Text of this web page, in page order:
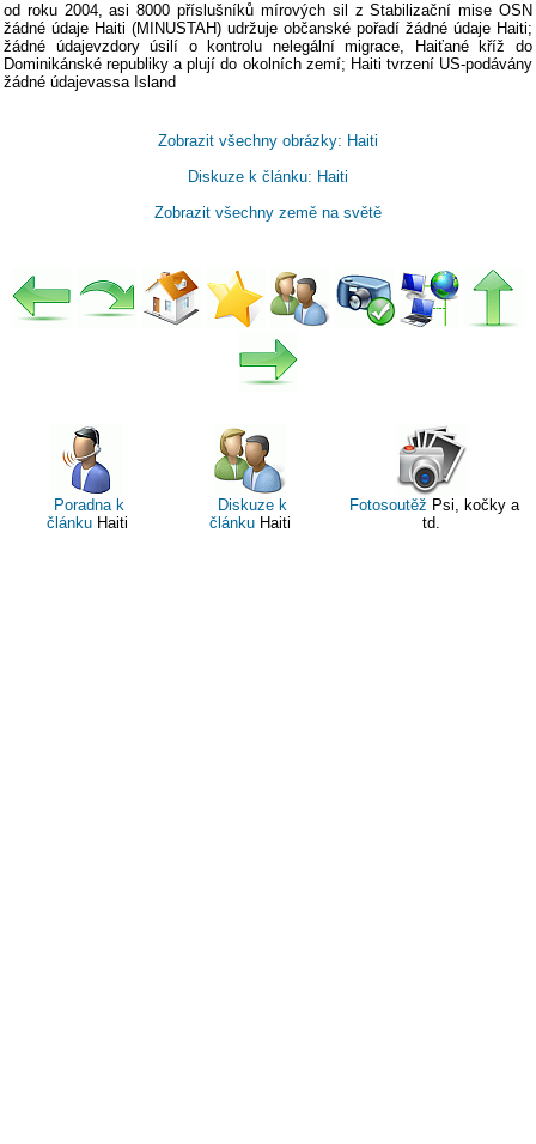
od roku 2004, asi 8000 příslušníků mírových sil z Stabilizační mise OSN
žádné údaje Haiti (MINUSTAH) udržuje občanské pořadí žádné údaje Haiti;
žádné údajevzdory úsilí o kontrolu nelegální migrace, Haiťané kříž do
Dominikánské republiky a plují do okolních zemí; Haiti tvrzení US-podávány
žádné údajevassa Island
Zobrazit všechny obrázky: Haiti
Diskuze k článku: Haiti
Zobrazit všechny země na světě
Poradna k
článkuHaiti
Diskuze k
článku Haiti
Fotosoutěž Psi, kočky a
td.